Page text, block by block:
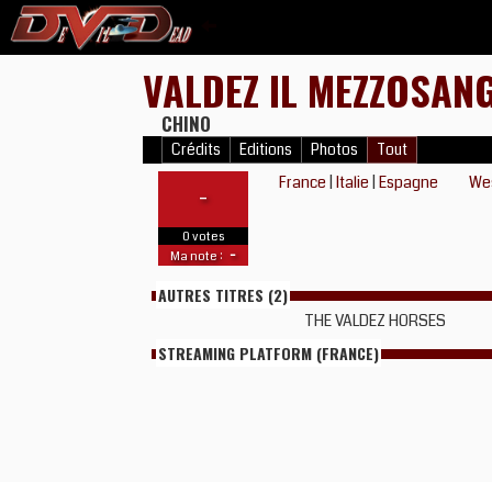
VALDEZ IL
CHINO
Crédits Editions Photos Tout
-
0 votes
Ma note : -
France |Italie |Espagne
AUTRES TITRES (2)
THE VALDEZ HORSES
STREAMING PLATFORM (FRANCE)